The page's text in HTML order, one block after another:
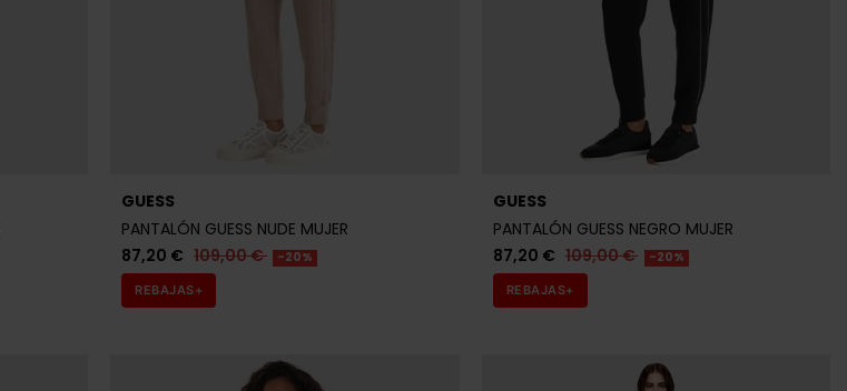
GUESS
PANTALÓN GUESS NUDE MUJER
87,20 € 109,00 € -20%
REBAJAS+
GUESS
PANTALÓN GUESS NEGRO MUJER
87,20 € 109,00 € -20%
REBAJAS+